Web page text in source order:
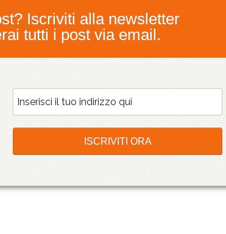
Iscriviti alla newsletter
tutti i post via email.